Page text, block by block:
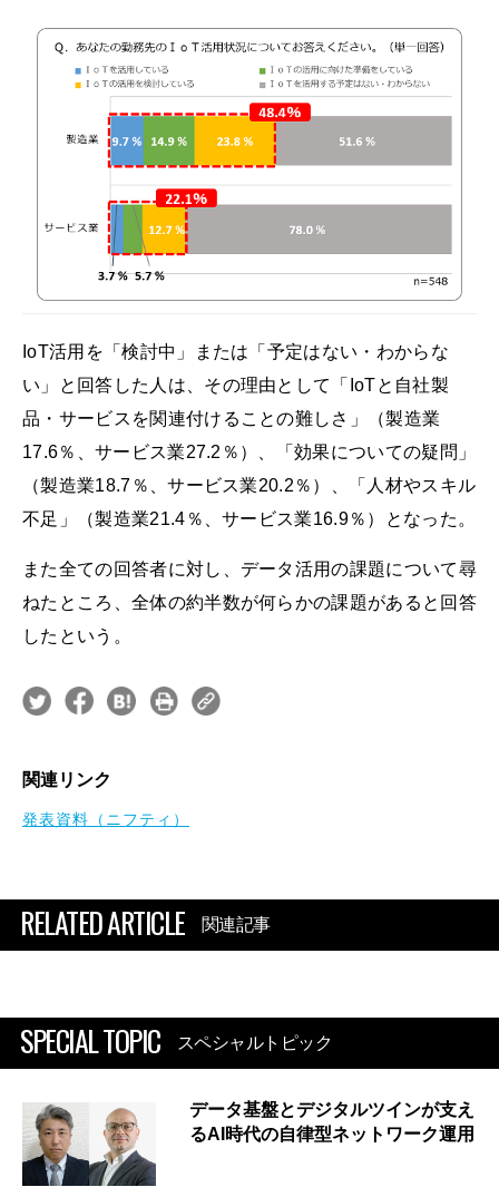
IoT活用を「検討中」または「予定はない・わからな
い」と回答した人は、その理由として「IoTと自社製
品・サービスを関連付けることの難しさ」（製造業
17.6％、サービス業27.2％）、「効果についての疑問」
（製造業18.7％、サービス業20.2％）、「人材やスキル
不足」（製造業21.4％、サービス業16.9％）となった。
また全ての回答者に対し、データ活用の課題について尋
ねたところ、全体の約半数が何らかの課題があると回答
したという。
関連リンク
発表資料（ニフティ）
RELATED ARTICLE 関連記事
SPECIAL TOPIC スペシャルトピック
データ基盤とデジタルツインが支え
るAI時代の自律型ネットワーク運用